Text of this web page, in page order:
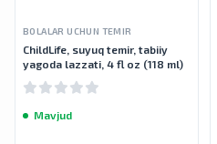
BOLALAR UCHUN TEMIR
ChildLife, suyuq temir, tabiiy
yagoda lazzati, 4 fl oz (118 ml)
Mavjud